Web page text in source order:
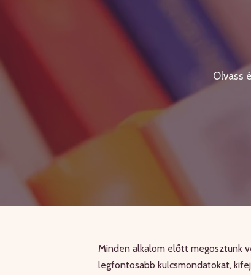
Olvass
Minden alkalom előtt megosztunk
legfontosabb kulcsmondatokat,